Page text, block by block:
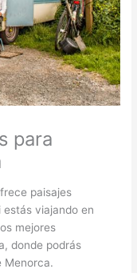
para
paisajes
viajando en
mejores
donde podrás
Menorca.